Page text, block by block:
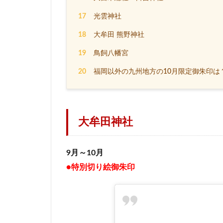
17 光雲神社
18 大牟田 熊野神社
19 鳥飼八幡宮
20 福岡以外の九州地方の10月限定御朱印は
大牟田神社
9月～10月
●特別切り絵御朱印